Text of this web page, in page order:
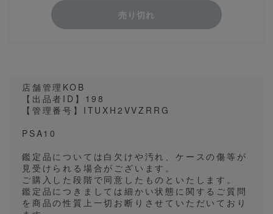
売り切れ
店舗管理KOB
【出品者ID】198
【管理番号】ITUXH2VVZRRG
PSA10
鑑定品については白欠けや汚れ、ケースの傷等が
見受けられる場合がございます。
ご購入した段階で同意したものといたします。
鑑定品につきましては細かい状態に関するご質問
を商品の性質上一切お断りさせていただいており